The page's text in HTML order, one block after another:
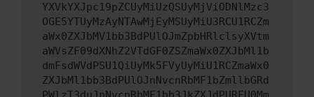
YXVkYXJpc19pZCUyMiUzQSUyMjViODNlMzc3
OGE5YTUyMzAyNTAwMjEyMSUyMiU3RCU1RCZm
aWx0ZXJbMV1bb3BdPUlOJmZpbHRlclsyXVtm
aWVsZF09dXNhZ2VTdGF0ZSZmaWx0ZXJbMl1b
dmFsdWVdPSU1QiUyMk5FVyUyMiU1RCZmaWx0
ZXJbMl1bb3BdPUlOJnNvcnRbMF1bZmllbGRd